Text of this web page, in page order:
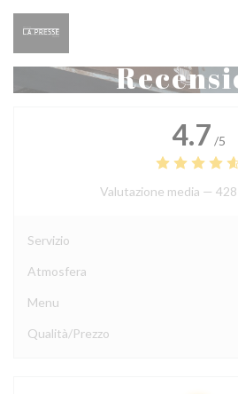
Personalizzazione delle tue scelte sui
4.7 /5
Valutazione media —
Servizio
Atmosfera
Menu
Qualità/Prezzo